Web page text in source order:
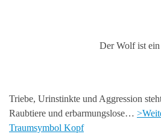
Der Wolf ist
Triebe, Urinstinkte und Aggression
Raubtiere und erbarmungslose…
Traumsymbol Kopf